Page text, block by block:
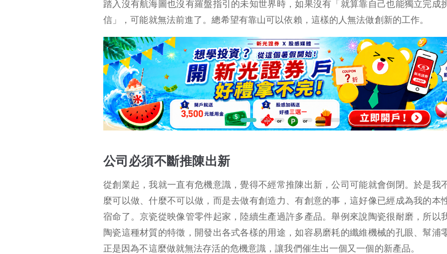
踏入沒有航海圖也沒有羅盤指引的未知世界時，如果沒有「就算靠自己也能獨立完成
信」，可能就無法前進了。總希望有靠山可以依賴，這樣的人無法做創新的工作。
公司必須不斷推陳出新
從創業起，我就一直有危機意識，覺得不經常推陳出新，公司可能就會倒閉。於是我
麼可以做、什麼不可以做，而是去做有創造力、有創意的事，這好像已經成為我的本
宿命了。京瓷從映像管零件起家，陸續生產過許多產品。舉例來說陶瓷很耐磨，所以
陶瓷這種材質的特徵，開發出各式各樣的用途，如容易磨耗的纖維機械的孔眼、幫浦
正是因為不這麼做就無法存活的危機意識，讓我們催生出一個又一個的新產品。